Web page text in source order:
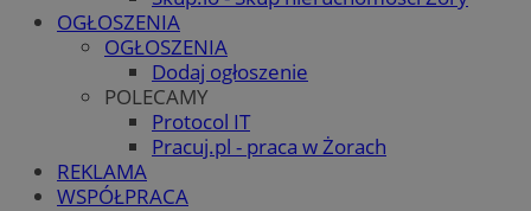
OGŁOSZENIA
OGŁOSZENIA
Dodaj ogłoszenie
POLECAMY
Protocol IT
Pracuj.pl - praca w Żorach
REKLAMA
WSPÓŁPRACA